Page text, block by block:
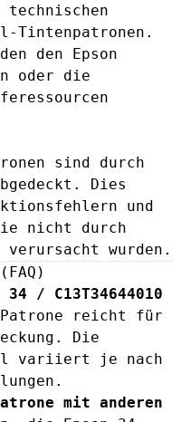
technischen
Tintenpatronen.
den Epson
oder die
sind durch
Dies
und
nicht durch
verursacht wurden.
/ C13T34644010
reicht für
Die
variiert je nach
mit anderen